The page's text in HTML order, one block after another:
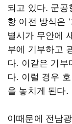
되고 있다. 군
항 이전 방식은
별시가 무안에
부에 기부하고
다. 이같은 기부
다. 이럴 경우
을 놓치게 된다.
이때문에 전남